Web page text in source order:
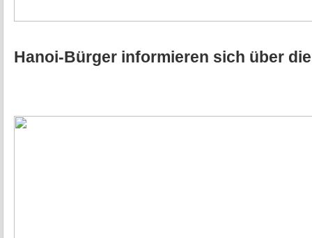
Hanoi-Bürger informieren sich über